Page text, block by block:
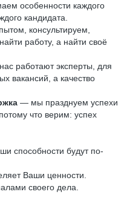
особенности каждого
кандидата.
консультируем,
работу, а найти своё
работают эксперты, для
вакансий, а качество
— мы празднуем успехи
что верим: успех
способности будут по-
Ваши ценности.
своего дела.